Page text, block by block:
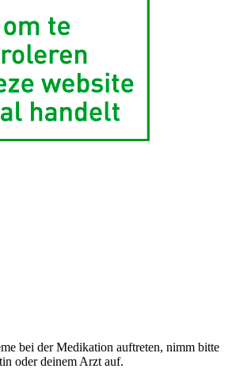
bei der Medikation auftreten, nimm bitte
oder deinem Arzt auf.